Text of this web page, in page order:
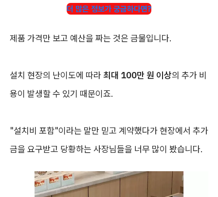
더 많은 정보가 궁금하다면?
제품 가격만 보고 예산을 짜는 것은 금물입니다.
설치 현장의 난이도에 따라최대 100만 원 이상의 추가 비
용이 발생할 수 있기 때문이죠.
"설치비 포함"이라는 말만 믿고 계약했다가 현장에서 추가
금을 요구받고 당황하는 사장님들을 너무 많이 봤습니다.